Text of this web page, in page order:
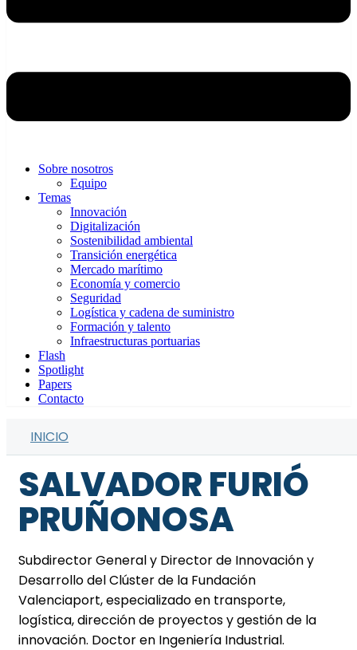
Sobre nosotros
Equipo
Temas
Innovación
Digitalización
Sostenibilidad ambiental
Transición energética
Mercado marítimo
Economía y comercio
Seguridad
Logística y cadena de suministro
Formación y talento
Infraestructuras portuarias
Flash
Spotlight
Papers
Contacto
INICIO
SALVADOR FURIÓ
PRUÑONOSA
Subdirector General y Director de Innovación y
Desarrollo del Clúster de la Fundación
Valenciaport, especializado en transporte,
logística, dirección de proyectos y gestión de la
innovación. Doctor en Ingeniería Industrial.